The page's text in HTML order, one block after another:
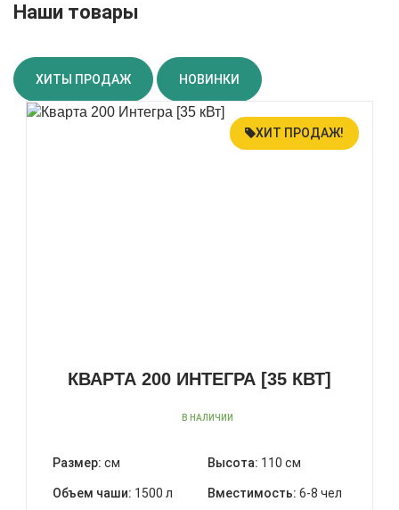
Наши товары
ХИТЫ ПРОДАЖ НОВИНКИ
ХИТ ПРОДАЖ!
КВАРТА 200 ИНТЕГРА [35 КВТ]
В НАЛИЧИИ
Размер: см Высота: 110 см
Объем чаши: 1500 л Вместимость: 6-8 чел